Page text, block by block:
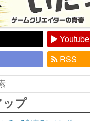
Youtube
RSS
プ